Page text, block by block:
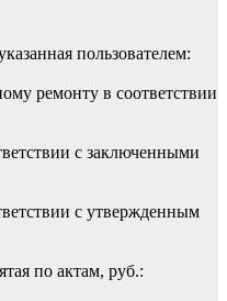
пользователем:
ремонту в соответствии
с заключенными
с утвержденным
по актам, руб.: